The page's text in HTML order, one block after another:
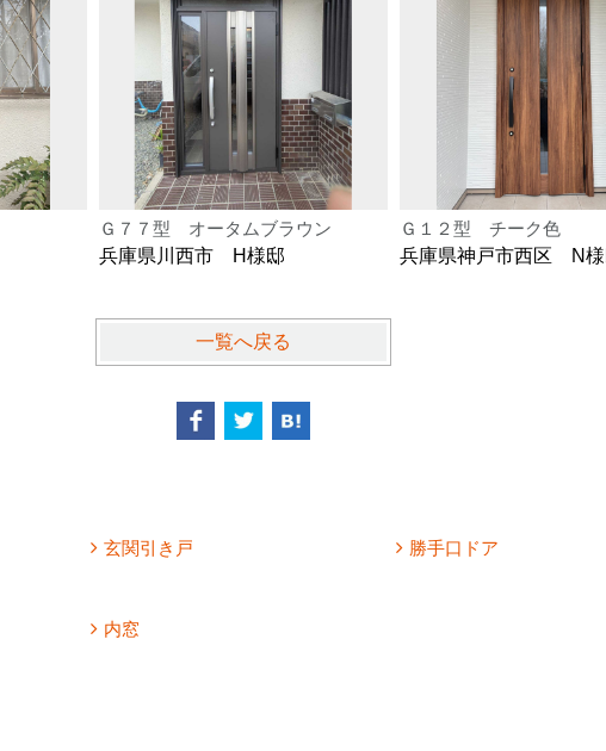
Ｇ７７型 オータムブラウン
兵庫県川西市 H様邸
Ｇ１２型 チーク色
兵庫県神戸市西区 N様
一覧へ戻る
玄関引き戸 勝手口ドア
内窓